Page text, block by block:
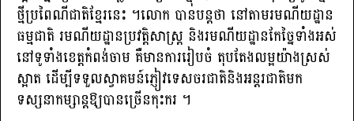
ថ្មីប្រពៃណីជាតិខ្មែរនេះ ។លោក បានបន្តថា នៅតាមរមណីយដ្ឋាន
ធម្មជាតិ រមណីយដ្ឋានប្រវត្តិសាស្ត្រ និងរមណីយដ្ឋានកែច្នៃទាំងអស់
នៅទូទាំងខេត្តកំពង់ចាម គឺមានការរៀបចំ តុបតែងលម្អយ៉ាងស្រស់
ស្អាត ដើម្បីទទួលស្វាគមន៍ភ្ញៀវទេសចរជាតិនិងអន្តរជាតិមក
ទស្សនាកម្សាន្តឱ្យបានច្រើនកុះករ ។